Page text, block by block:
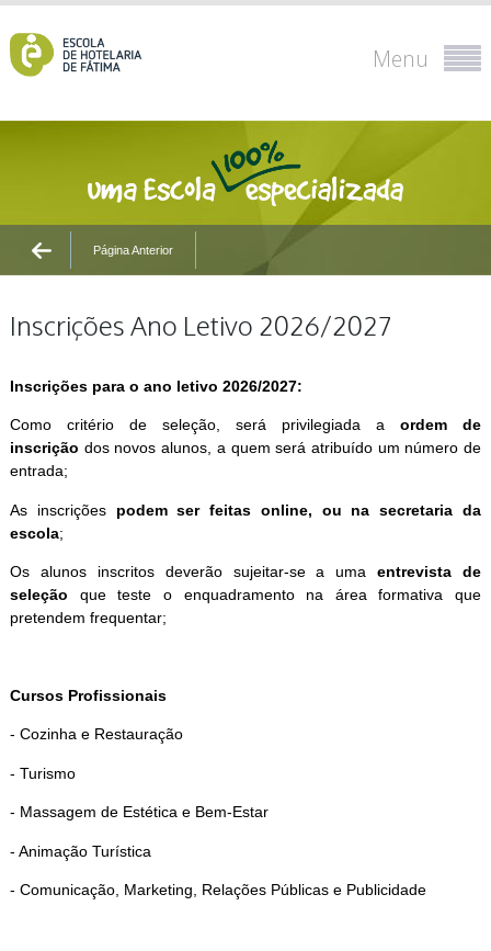
Menu
Página Anterior
Inscrições Ano Letivo 2026/2027
Inscrições para o ano letivo 2026/2027:
Como critério de seleção, será privilegiada aordem de
inscrição dos novos alunos, a quem será atribuído um número de
entrada;
As inscrições podem ser feitas online, ou na secretaria da
escola;
Os alunos inscritos deverão sujeitar-se a umaentrevista de
seleção que teste o enquadramento na área formativa que
pretendem frequentar;
Cursos Profissionais
- Cozinha e Restauração
- Turismo
- Massagem de Estética e Bem-Estar
- Animação Turística
- Comunicação, Marketing, Relações Públicas e Publicidade